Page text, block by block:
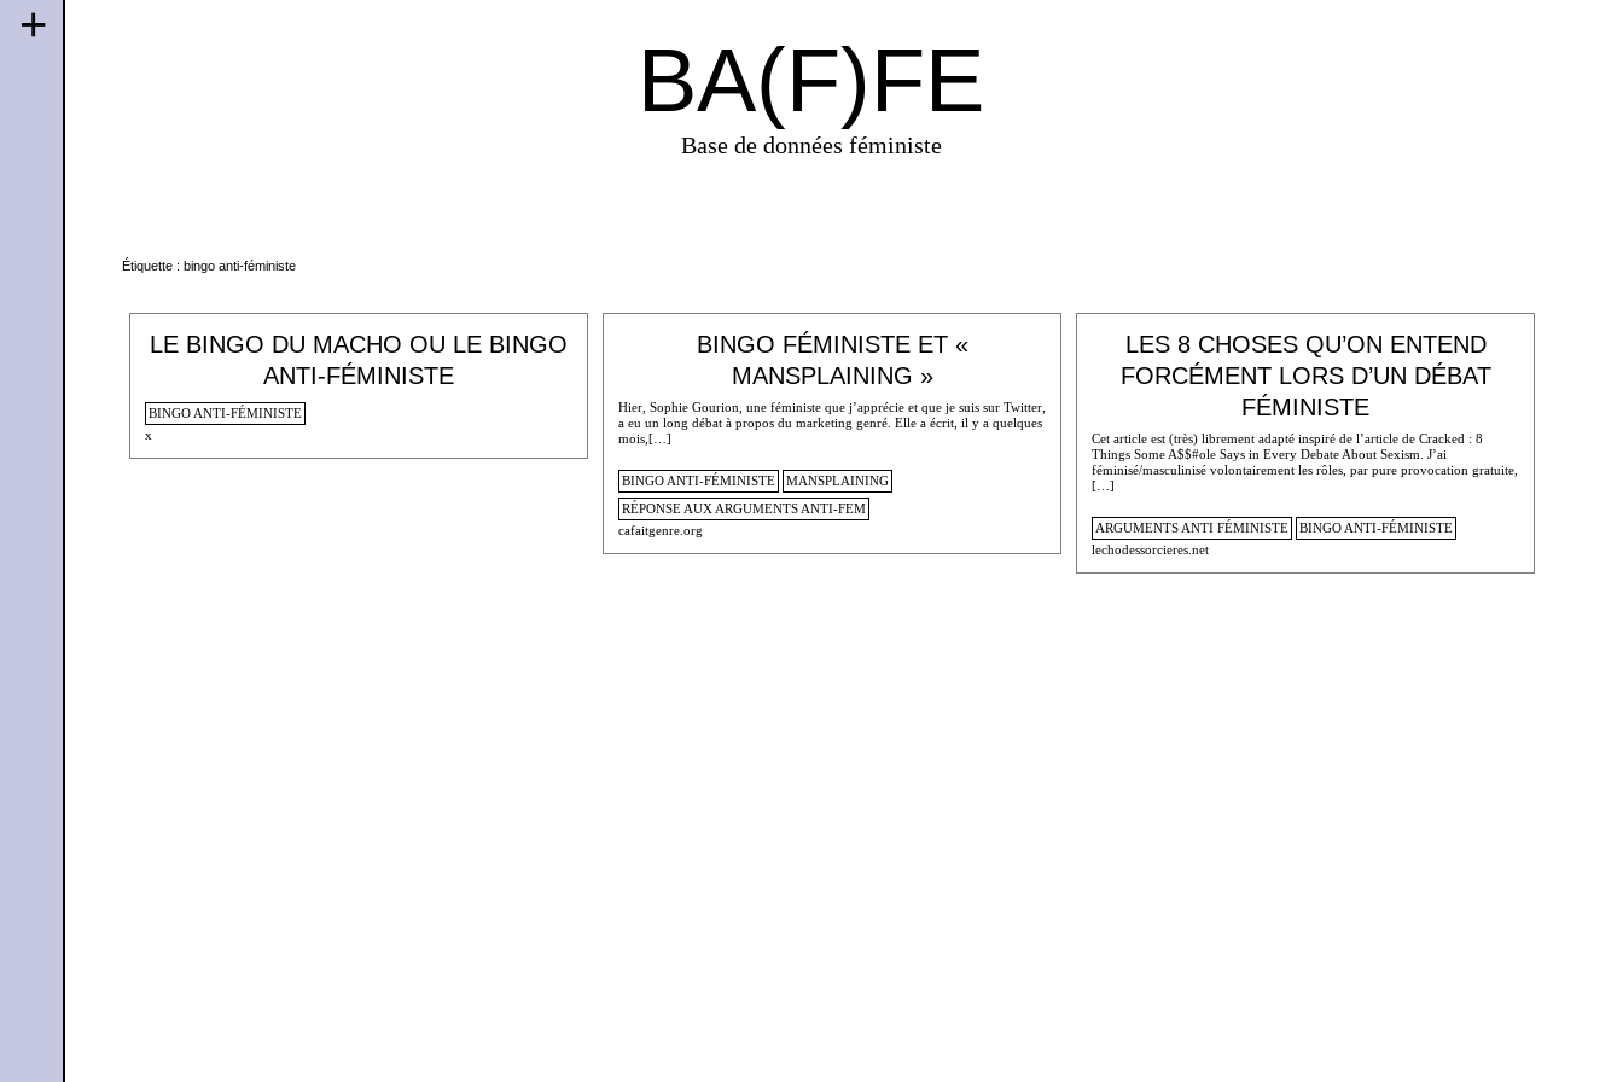
BA(F)FE
Base de données féministe
+
Étiquette : bingo anti-féministe
LE BINGO DU MACHO OU LE BINGO
ANTI-FÉMINISTE
BINGO ANTI-FÉMINISTE
x
BINGO FÉMINISTE ET «
MANSPLAINING »
Hier, Sophie Gourion, une féministe que j’apprécie et que je suis sur Twitter,
a eu un long débat à propos du marketing genré. Elle a écrit, il y a quelques
mois,[…]
BINGO ANTI-FÉMINISTE
MANSPLAINING
RÉPONSE AUX ARGUMENTS ANTI-FEM
cafaitgenre.org
LES 8 CHOSES QU’ON ENTEND
FORCÉMENT LORS D’UN DÉBAT
FÉMINISTE
Cet article est (très) librement adapté inspiré de l’article de Cracked : 8
Things Some A$$#ole Says in Every Debate About Sexism. J’ai
féminisé/masculinisé volontairement les rôles, par pure provocation gratuite,
[…]
ARGUMENTS ANTI FÉMINISTE
BINGO ANTI-FÉMINISTE
lechodessorcieres.net